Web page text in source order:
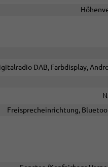
DAB, Farbdisplay,
Freisprecheinrichtung,